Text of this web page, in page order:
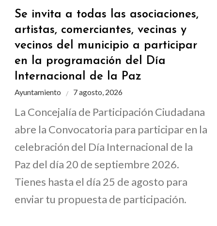
Se invita a todas las asociaciones,
artistas, comerciantes, vecinas y
vecinos del municipio a participar
en la programación del Día
Internacional de la Paz
Ayuntamiento 7 agosto, 2026
La Concejalía de Participación Ciudadana
abre la Convocatoria para participar en la
celebración del Día Internacional de la
Paz del día 20 de septiembre 2026.
Tienes hasta el día 25 de agosto para
enviar tu propuesta de participación.